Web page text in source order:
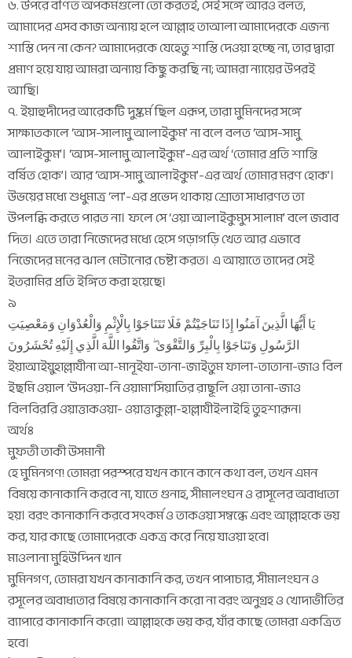
৬. উপরে বর্ণিত অপকর্মগুলো তো করতই, সেই সঙ্গে আরও বলত,
আমাদের এসব কাজ অন্যায় হলে আল্লাহ তাআলা আমাদেরকে এজন্য
শাস্তি দেন না কেন? আমাদেরকে যেহেতু শাস্তি দেওয়া হচ্ছে না, তার দ্বারা
প্রমাণ হয়ে যায় আমরা অন্যায় কিছু করছি না; আমরা ন্যায়ের উপরই
আছি।
৭. ইয়াহুদীদের আরেকটি দুষ্কর্ম ছিল এরূপ, তারা মুমিনদের সঙ্গে
সাক্ষাতকালে ‘আস-সালামু আলাইকুম’ না বলে বলত ‘আস-সামু
আলাইকুম’। ‘আস-সালামু আলাইকুম’-এর অর্থ ‘তোমার প্রতি শান্তি
বর্ষিত হোক’। আর ‘আস-সামু আলাইকুম’-এর অর্থ তোমার মরণ হোক’।
উভয়ের মধ্যে শুধুমাত্র ‘লা’-এর প্রভেদ থাকায় শ্রোতা সাধারণত তা
উপলব্ধি করতে পারত না। ফলে সে ‘ওয়া আলাইকুমুস সালাম’ বলে জবাব
দিত। এতে তারা নিজেদের মধ্যে হেসে গড়াগড়ি খেত আর এভাবে
নিজেদের মনের ঝাল মেটানোর চেষ্টা করত। এ আয়াতে তাদের সেই
ইতরামির প্রতি ইঙ্গিত করা হয়েছে।
৯
يَا أَيُّهَا الَّذِينَ آمَنُوا إِذَا تَنَاجَيْتُمْ فَلَا تَتَنَاجَوْا بِالْإِثْمِ وَالْعُدْوَانِ وَمَعْصِيَتِ
الرَّسُولِ وَتَنَاجَوْا بِالْبِرِّ وَالتَّقْوَىٰ ۖ وَاتَّقُوا اللَّهَ الَّذِي إِلَيْهِ تُحْشَرُونَ
ইয়াআইয়ুহাল্লাযীনা আ-মানূইযা-তানা-জাইতুম ফালা-তাতানা-জাও বিল
ইছমি ওয়াল ‘উদওয়া-নি ওয়ামা‘সিয়াতির রাছূলি ওয়া তানা-জাও
বিলবিররি ওয়াত্তাকওয়া- ওয়াত্তাকুল্লা-হাল্লাযীইলাইহি তুহশারূন।
অর্থঃ
মুফতী তাকী উসমানী
হে মুমিনগণ! তোমরা পরস্পরে যখন কানে কানে কথা বল, তখন এমন
বিষয়ে কানাকানি করবে না, যাতে গুনাহ, সীমালংঘন ও রাসূলের অবাধ্যতা
হয়। বরং কানাকানি করবে সৎকর্ম ও তাকওয়া সম্বন্ধে এবং আল্লাহকে ভয়
কর, যার কাছে তোমাদেরকে একত্র করে নিয়ে যাওয়া হবে।
মাওলানা মুহিউদ্দিন খান
মুমিনগণ, তোমরা যখন কানাকানি কর, তখন পাপাচার, সীমালংঘন ও
রসূলের অবাধ্যতার বিষয়ে কানাকানি করো না বরং অনুগ্রহ ও খোদাভীতির
ব্যাপারে কানাকানি করো। আল্লাহকে ভয় কর, যাঁর কাছে তোমরা একত্রিত
হবে।